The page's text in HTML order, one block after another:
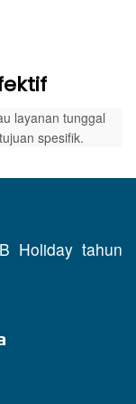
layanan tunggal
spesifik.
Holiday tahun